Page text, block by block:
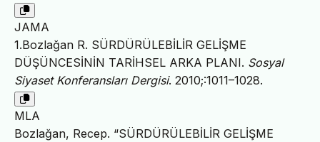
JAMA
1.Bozlağan R. SÜRDÜRÜLEBİLİR GELİŞME
DÜŞÜNCESİNİN TARİHSEL ARKA PLANI. Sosyal
Siyaset Konferansları Dergisi. 2010;:1011–1028.
MLA
Bozlağan, Recep. “SÜRDÜRÜLEBİLİR GELİŞME